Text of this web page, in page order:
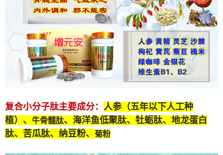
复合小分子肽主要成分： 人参（五年以下人工种
植）、 牛骨髓肽、海洋鱼低聚肽、牡蛎肽、 地龙蛋白
肽、苦瓜肽、纳豆粉、 菊粉